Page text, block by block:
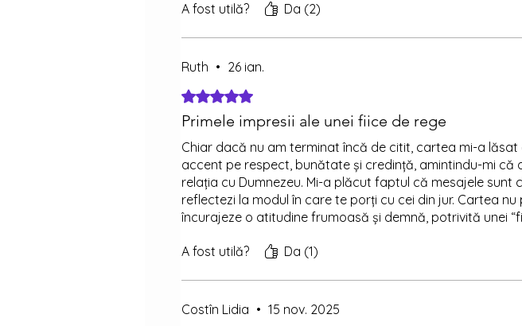
A fost utilă?
Da (2)
Ruth • 26 ian.
Evaluat(ă) cu 5 din 5 stele.
Primele impresii ale unei fiice de rege
Chiar dacă nu am terminat încă de citit, cartea mi-a
accent pe respect, bunătate și credință, amintindu-mi
relația cu Dumnezeu. Mi-a plăcut faptul că mesajele sunt
reflectezi la modul în care te porți cu cei din jur. Cartea
încurajeze o atitudine frumoasă și demnă, potrivită unei
A fost utilă? Da (1)
Costîn Lidia • 15 nov. 2025